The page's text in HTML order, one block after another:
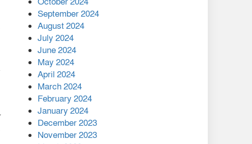
জেরী
September 2024
August 2024
July 2024
June 2024
May 2024
April 2024
March 2024
February 2024
January 2024
December 2023
November 2023